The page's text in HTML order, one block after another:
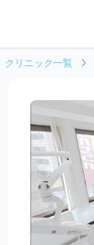
クリニック一覧